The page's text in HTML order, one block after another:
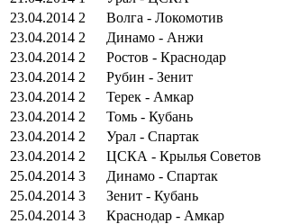
23.04.2014 2 Волга - Локомотив
23.04.2014 2 Динамо - Анжи
23.04.2014 2 Ростов - Краснодар
23.04.2014 2 Рубин - Зенит
23.04.2014 2 Терек - Амкар
23.04.2014 2 Томь - Кубань
23.04.2014 2 Урал - Спартак
23.04.2014 2 ЦСКА - Крылья Советов
25.04.2014 3 Динамо - Спартак
25.04.2014 3 Зенит - Кубань
25.04.2014 3 Краснодар - Амкар